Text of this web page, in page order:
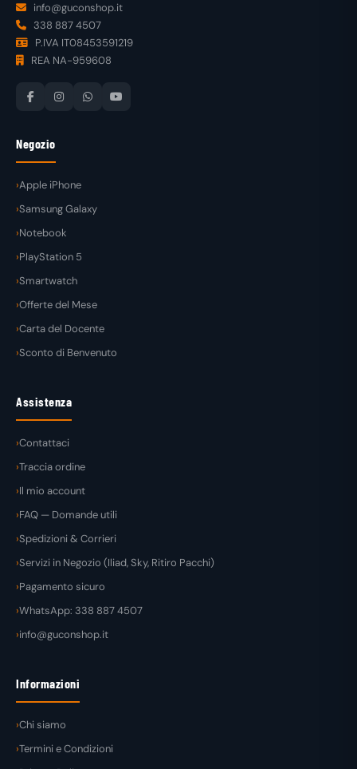
info@guconshop.it
338 887 4507
P.IVA IT08453591219
REA NA-959608
Negozio
Apple iPhone
Samsung Galaxy
Notebook
PlayStation 5
Smartwatch
Offerte del Mese
Carta del Docente
Sconto di Benvenuto
Assistenza
Contattaci
Traccia ordine
Il mio account
FAQ — Domande utili
Spedizioni & Corrieri
Servizi in Negozio (Iliad, Sky, Ritiro Pacchi)
Pagamento sicuro
WhatsApp: 338 887 4507
info@guconshop.it
Informazioni
Chi siamo
Termini e Condizioni